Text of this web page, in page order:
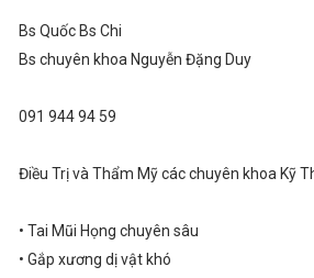
Bs Quốc Bs Chi
Bs chuyên khoa Nguyễn Đặng Duy
091 944 94 59
Điều Trị và Thẩm Mỹ các chuyên khoa Kỹ
• Tai Mũi Họng chuyên sâu
• Gắp xương dị vật khó